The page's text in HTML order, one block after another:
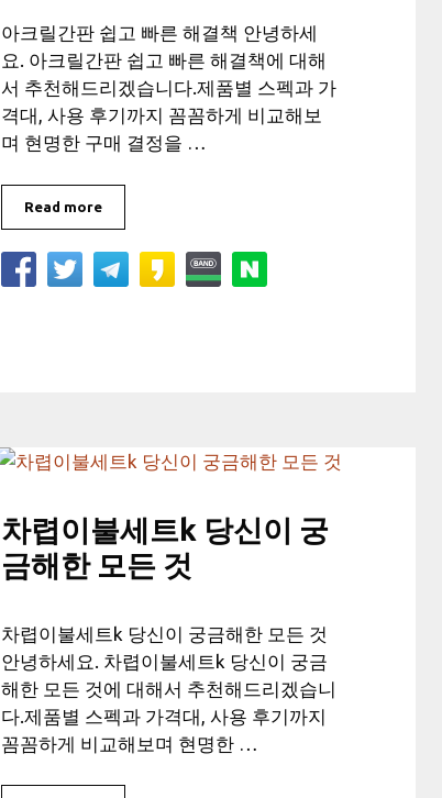
아크릴간판 쉽고 빠른 해결책 안녕하세
요. 아크릴간판 쉽고 빠른 해결책에 대해
서 추천해드리겠습니다.제품별 스펙과 가
격대, 사용 후기까지 꼼꼼하게 비교해보
며 현명한 구매 결정을 …
Read more
차렵이불세트k 당신이 궁
금해한 모든 것
차렵이불세트k 당신이 궁금해한 모든 것
안녕하세요. 차렵이불세트k 당신이 궁금
해한 모든 것에 대해서 추천해드리겠습니
다.제품별 스펙과 가격대, 사용 후기까지
꼼꼼하게 비교해보며 현명한 …